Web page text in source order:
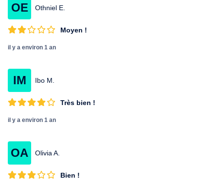
OE Othniel E.
Moyen !
il y a environ 1 an
IM Ibo M.
Très bien !
il y a environ 1 an
OA Olivia A.
Bien !